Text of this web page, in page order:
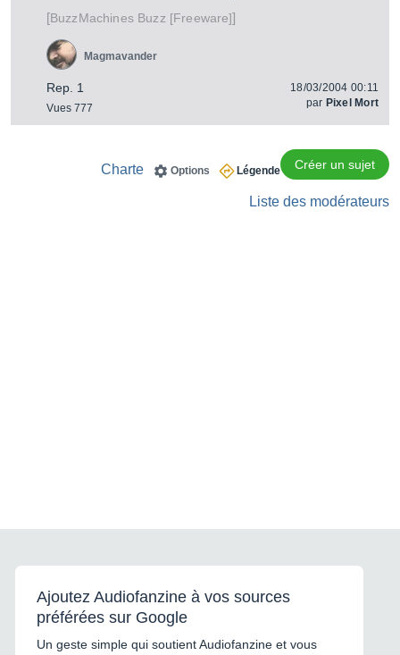
[BuzzMachinesBuzz [Freeware]]
Rep. 1
Vues 777
Magmavander
18/03/2004 00:11
par Pixel Mort
Créer un sujet
Légende
Options
Charte
Liste des modérateurs
Ajoutez Audiofanzine à vos sources
préférées sur Google
Un geste simple qui soutient Audiofanzine et vous